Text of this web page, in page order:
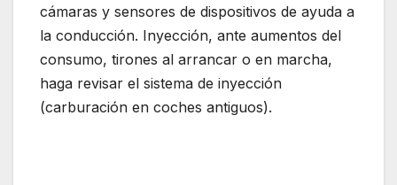
cámaras y sensores de dispositivos de ayuda a
la conducción. Inyección, ante aumentos del
consumo, tirones al arrancar o en marcha,
haga revisar el sistema de inyección
(carburación en coches antiguos).